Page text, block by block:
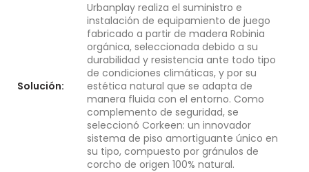
Solución:
Urbanplay realiza el suministro e
instalación de equipamiento de juego
fabricado a partir de madera Robinia
orgánica, seleccionada debido a su
durabilidad y resistencia ante todo tipo
de condiciones climáticas, y por su
estética natural que se adapta de
manera fluida con el entorno. Como
complemento de seguridad, se
seleccionó Corkeen: un innovador
sistema de piso amortiguante único en
su tipo, compuesto por gránulos de
corcho de origen 100% natural.